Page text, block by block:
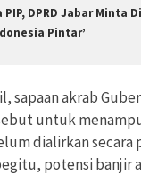
PIP, DPRD Jabar Minta
Pintar’
sapaan akrab
untuk
dialirkan secara
potensi banjir